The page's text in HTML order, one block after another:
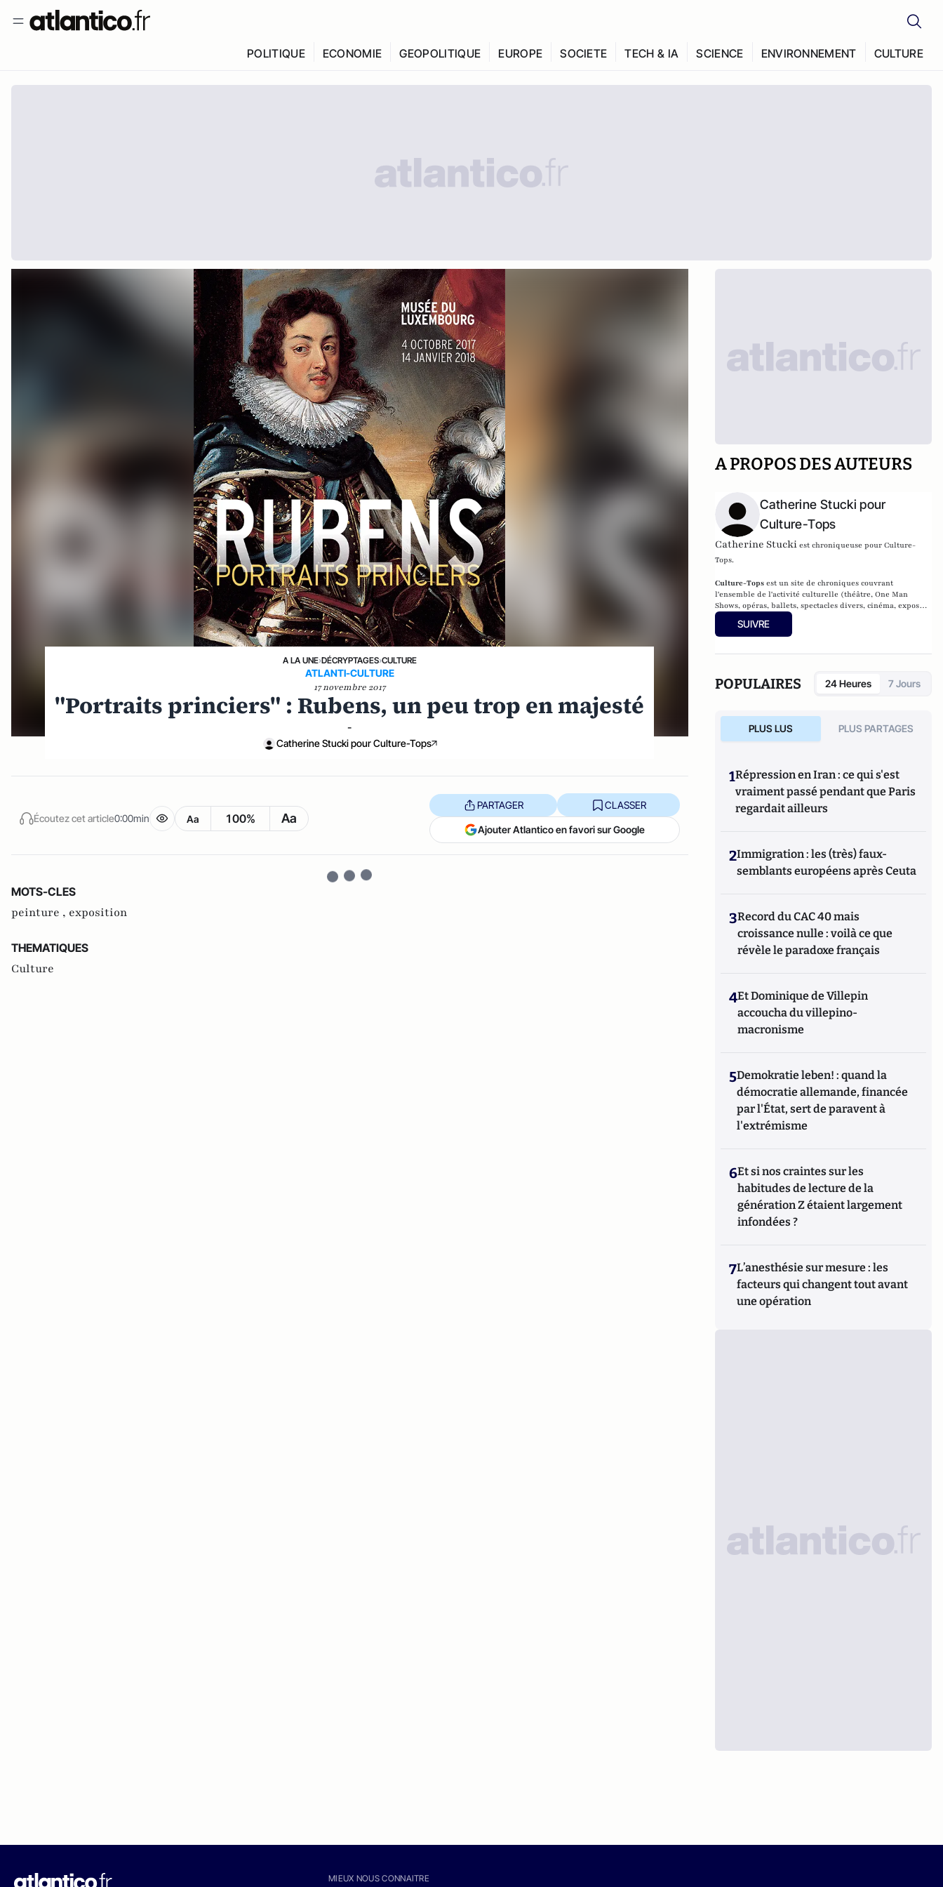
POLITIQUE ECONOMIE GEOPOLITIQUE EUROPE SOCIETE TECH & IA SCIENCE ENVIRONNEMENT CULTURE
A LA UNE›DÉCRYPTAGES›CULTURE
ATLANTI-CULTURE
17 novembre 2017
"Portraits princiers" : Rubens, un peu trop en majesté
-
Catherine Stucki pour Culture-Tops
Écoutez cet article0:00min Aa 100% Aa
PARTAGER CLASSER
Ajouter Atlantico en favori sur Google
MOTS-CLES
peinture , exposition
THEMATIQUES
Culture
A PROPOS DES AUTEURS
Catherine Stucki pour
Culture-Tops
Catherine Stuckiest chroniqueuse pour Culture-
Tops.
Culture-Tops est un site de chroniques couvrant
l'ensemble de l'activité culturelle (théâtre, One Man
Shows, opéras, ballets, spectacles divers, cinéma, expos,
livres, etc.).
SUIVRE
POPULAIRES 24 Heures 7 Jours
PLUS LUS PLUS PARTAGES
1Répression en Iran : ce qui s'est
vraiment passé pendant que Paris
regardait ailleurs
2Immigration : les (très) faux-
semblants européens après Ceuta
3Record du CAC 40 mais
croissance nulle : voilà ce que
révèle le paradoxe français
4Et Dominique de Villepin
accoucha du villepino-
macronisme
5Demokratie leben! : quand la
démocratie allemande, financée
par l'État, sert de paravent à
l'extrémisme
6Et si nos craintes sur les
habitudes de lecture de la
génération Z étaient largement
infondées ?
7L’anesthésie sur mesure : les
facteurs qui changent tout avant
une opération
MIEUX NOUS CONNAITRE